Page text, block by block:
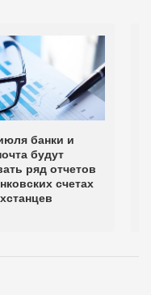
банки и
будут
ряд отчетов
счетах